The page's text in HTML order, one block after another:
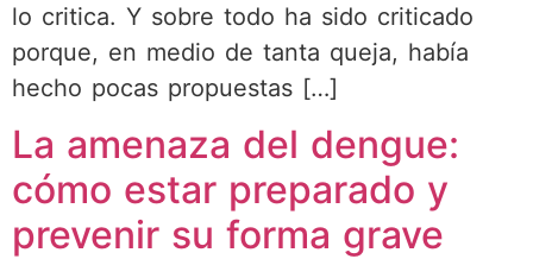
lo critica. Y sobre todo ha sido criticado
porque, en medio de tanta queja, había
hecho pocas propuestas […]
La amenaza del dengue:
cómo estar preparado y
prevenir su forma grave